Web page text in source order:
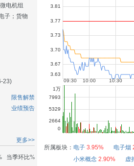
电机组
子；货物
23)
限售解禁
业绩预告
更多>>
当季环比%
所属板块： 电子 3.95% 电子烟
小米概念 2.90%
虚